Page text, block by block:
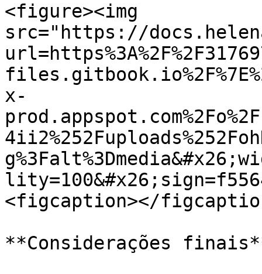
<figure><img
src="https://
x-
<figcaption></
**Considerações